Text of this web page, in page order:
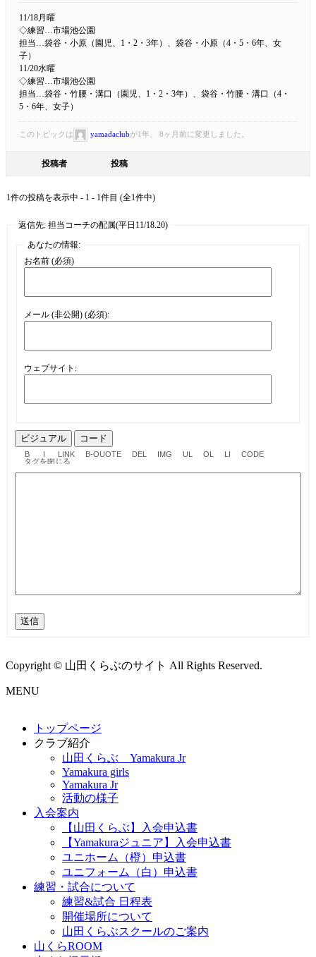
11/18月曜
◇練習…市場池公園
担当…袋谷・小原（園児、1・2・3年）、袋谷・小原（4・5・6年、女
子）
11/20水曜
◇練習…市場池公園
担当…袋谷・竹腰・溝口（園児、1・2・3年）、袋谷・竹腰・溝口（4・
5・6年、女子）
このトピックは yamadaclubが1年、 8ヶ月前に変更しました。
投稿者 投稿
1件の投稿を表示中 - 1 - 1件目 (全1件中)
返信先: 担当コーチの配属(平日11/18.20)
あなたの情報:
お名前 (必須)
メール (非公開) (必須):
ウェブサイト:
ビジュアル コード
送信
Copyright © 山田くらぶのサイト All Rights Reserved.
MENU
トップページ
クラブ紹介
山田くらぶ Yamakura Jr
Yamakura girls
Yamakura Jr
活動の様子
入会案内
【山田くらぶ】入会申込書
【Yamakuraジュニア】入会申込書
ユニホーム（橙）申込書
ユニフォーム（白）申込書
練習・試合について
練習&試合 日程表
開催場所について
山田くらぶスクールのご案内
山くらROOM